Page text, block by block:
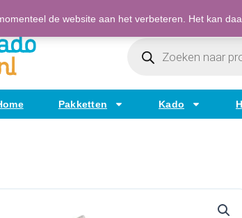
de website aan het verbeteren. Het kan
Bestellen op
Producten
Pakketten Kado